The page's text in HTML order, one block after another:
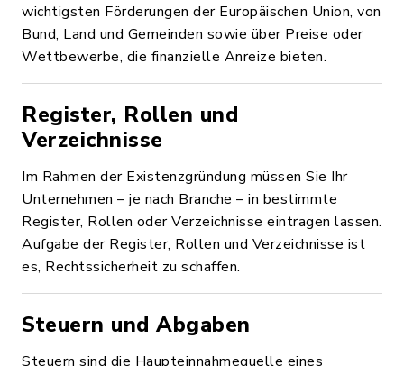
wichtigsten Förderungen der Europäischen Union, von
Bund, Land und Gemeinden sowie über Preise oder
Wettbewerbe, die finanzielle Anreize bieten.
Register, Rollen und
Verzeichnisse
Im Rahmen der Existenzgründung müssen Sie Ihr
Unternehmen – je nach Branche – in bestimmte
Register, Rollen oder Verzeichnisse eintragen lassen.
Aufgabe der Register, Rollen und Verzeichnisse ist
es, Rechtssicherheit zu schaffen.
Steuern und Abgaben
Steuern sind die Haupteinnahmequelle eines